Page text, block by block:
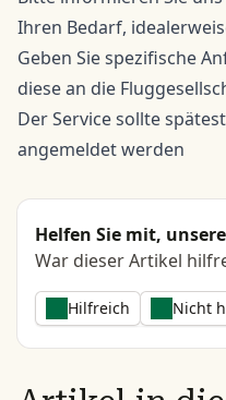
Ihren Bedarf,
Geben Sie spezifische
diese an die
Der Service sollte
angemeldet werden
Helfen Sie mit,
War dieser Artikel
Hilfreich Nicht